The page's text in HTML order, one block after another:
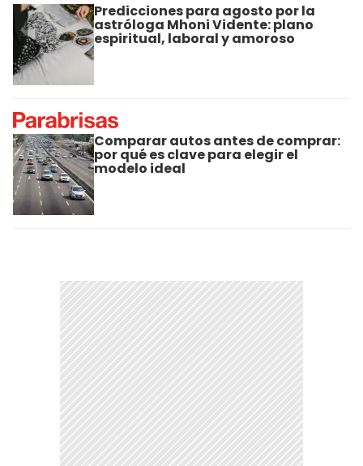
Predicciones para agosto por la
astróloga Mhoni Vidente: plano
espiritual, laboral y amoroso
Comparar autos antes de comprar:
por qué es clave para elegir el
modelo ideal